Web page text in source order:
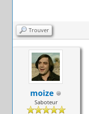
Trouver
moize
Saboteur